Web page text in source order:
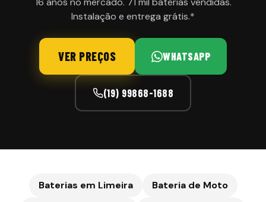
Instalação e entrega grátis.*
VER PREÇOS WHATSAPP
(19) 99868-1688
Baterias em Limeira
Bateria de Moto